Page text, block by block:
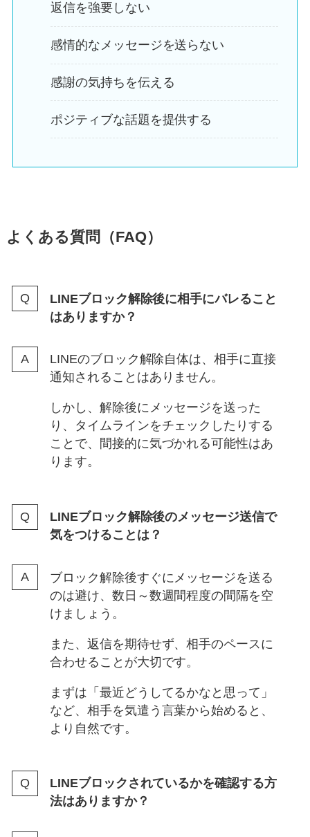
返信を強要しない
感情的なメッセージを送らない
感謝の気持ちを伝える
ポジティブな話題を提供する
よくある質問（FAQ）
LINEブロック解除後に相手にバレること
はありますか？
LINEのブロック解除自体は、相手に直接
通知されることはありません。
しかし、解除後にメッセージを送った
り、タイムラインをチェックしたりする
ことで、間接的に気づかれる可能性はあ
ります。
LINEブロック解除後のメッセージ送信で
気をつけることは？
ブロック解除後すぐにメッセージを送る
のは避け、数日～数週間程度の間隔を空
けましょう。
また、返信を期待せず、相手のペースに
合わせることが大切です。
まずは「最近どうしてるかなと思って」
など、相手を気遣う言葉から始めると、
より自然です。
LINEブロックされているかを確認する方
法はありますか？